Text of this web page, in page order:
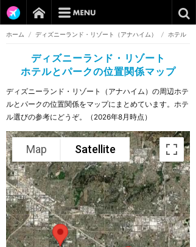
ホーム / ディズニーランド・リゾート（アナハイム） / ホテル
ディズニーランド・リゾート
ホテルとパークの位置関係マップ
ディズニーランド・リゾート（アナハイム）の周辺ホテ
ルとパークの位置関係をマップにまとめています。ホテ
ル選びの参考にどうぞ。（2026年8月時点）
Map Satellite